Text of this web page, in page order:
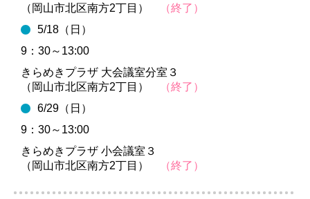
（岡山市北区南方2丁目）
（終了）
5/18（日）
9：30～13:00
きらめきプラザ 大会議室分室３
（岡山市北区南方2丁目）
（終了）
6/29（日）
9：30～13:00
きらめきプラザ 小会議室３
（岡山市北区南方2丁目）
（終了）